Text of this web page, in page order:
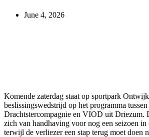
June 4, 2026
Komende zaterdag staat op sportpark
beslissingswedstrijd op het programma
Drachtstercompagnie en VIOD uit Driezum.
zich van handhaving voor nog een seizoen in
terwijl de verliezer een stap terug moet doen